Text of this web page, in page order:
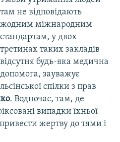
там не відповідають
жодним міжнародним
стандартам, у двох
третинах таких закладів
відсутня будь-яка медична
допомога, зауважує
спілки з прав
. Водночас, там, де
випадки їхньої
жертву до тями і